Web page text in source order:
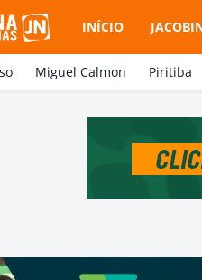
INÍCIO
Miguel Calmon Piritiba